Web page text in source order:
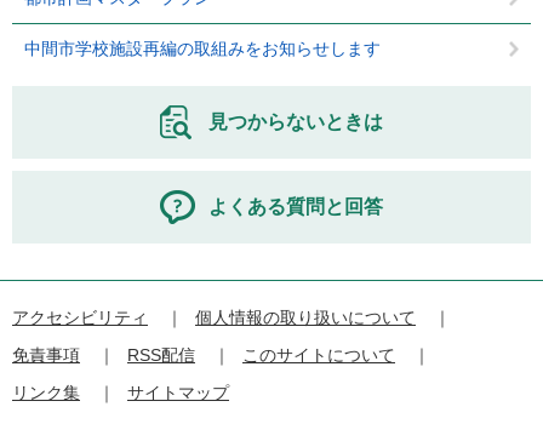
中間市学校施設再編の取組みをお知らせします
見つからないときは
よくある質問と回答
アクセシビリティ
個人情報の取り扱いについて
免責事項
RSS配信
このサイトについて
リンク集
サイトマップ